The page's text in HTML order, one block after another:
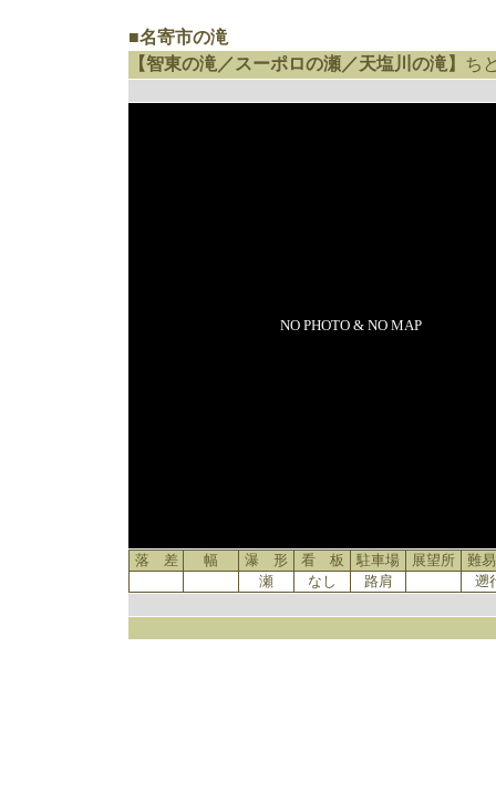
■名寄市の滝
【智東の滝／スーポロの瀬／天塩川の滝】 ち
NO PHOTO & NO MAP
落 差 幅 瀑 形 看 板 駐車場 展望所
難
瀬
なし 路肩 遡